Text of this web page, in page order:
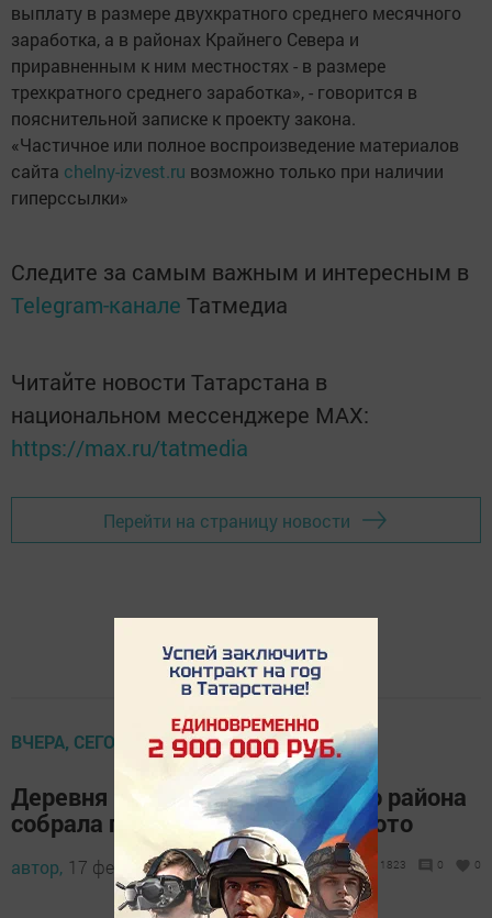
выплату в размере двухкратного среднего месячного
заработка, а в районах Крайнего Севера и
приравненным к ним местностях - в размере
трехкратного среднего заработка», - говорится в
пояснительной записке к проекту закона.
«Частичное или полное воспроизведение материалов
сайта chelny-izvest.ru возможно только при наличии
гиперссылки»
Следите за самым важным и интересным в
Telegram-канале Татмедиа
Читайте новости Татарстана в
национальном мессенджере MАХ:
https://max.ru/tatmedia
Перейти на страницу новости
ВЧЕРА, СЕГОДНЯ, ЗАВТРА
Деревня Мещеряково Буинского района
собрала героев Афганистана +фото
автор, 17 февраля 2019 - 17:43 1823 0 0